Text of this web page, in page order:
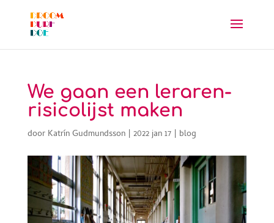
We gaan een leraren-
risicolijst maken
door Katrín Gudmundsson| 2022 jan 17| blog